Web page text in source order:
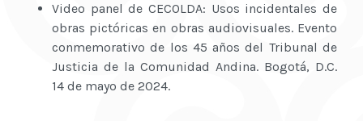
Video panel de CECOLDA: Usos incidentales de
obras pictóricas en obras audiovisuales. Evento
conmemorativo de los 45 años del Tribunal de
Justicia de la Comunidad Andina. Bogotá, D.C.
14 de mayo de 2024.